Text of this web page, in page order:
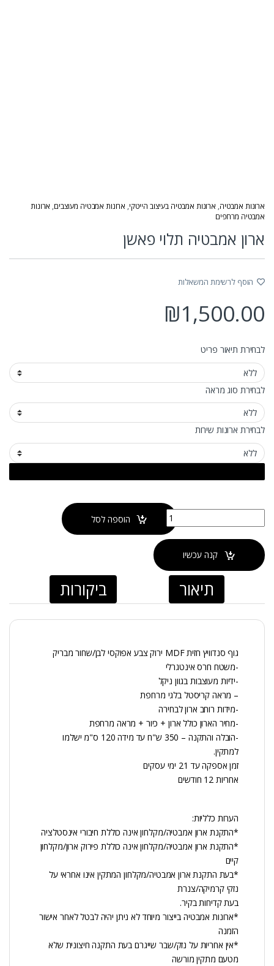
ארונות אמבטיה, ארונות אמבטיה בעיצוב הייטקי, ארונות אמבטיה מעוצבים, ארונות
אמבטיה מרחפים
ארון אמבטיה תלוי פאשן
הוסף לרשימת המשאלות
₪1,500.00
לבחירת תיאור פריט
לבחירת סוג מראה
לבחירת ארונות שירות
כמות של ארון אמבטיה תלוי פאשן הוספה לסל
קנה עכשיו
תיאור ביקורות
גוף סנדוויץ חזית MDF ירוק צבע אפוקסי לבן/שחור מבריק
-משטח חרס אינטגרלי
-ידיות מעוצבות בגוון ניקל
– מראה קריסטל בלגי מרחפת
-מידות רוחב ארון לבחירה
-מחיר הארון כולל ארון + כיור + מראה מרחפת
-הובלה והתקנה – 350 ש"ח עד מידה 120 ס"מ ישלמו
למתקין.
זמן אספקה עד 21 ימי עסקים
אחריות 12 חודשים
הערות כלליות:
*התקנת ארון אמבטיה/מקלחון אינה כוללת חיבורי אינסטלציה
*התקנת ארון אמבטיה/מקלחון אינה כוללת פירוק ארון/מקלחון
קיים
*בעת התקנת ארון אמבטיה/מקלחון המתקין אינו אחראי על
נזקי קרמיקה/צנרת
בעת קדיחות בקיר.
*ארונות אמבטיה בייצור מיוחד לא ניתן יהיה לבטל לאחר אישור
הזמנה
*אין אחריות על נזק/שבר שייגרם בעת התקנה חיצונית שלא
מטעם מתקין מורשה